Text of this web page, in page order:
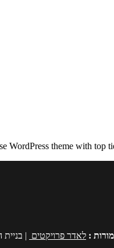
WordPress theme with top
: לאדר פרויקטים |